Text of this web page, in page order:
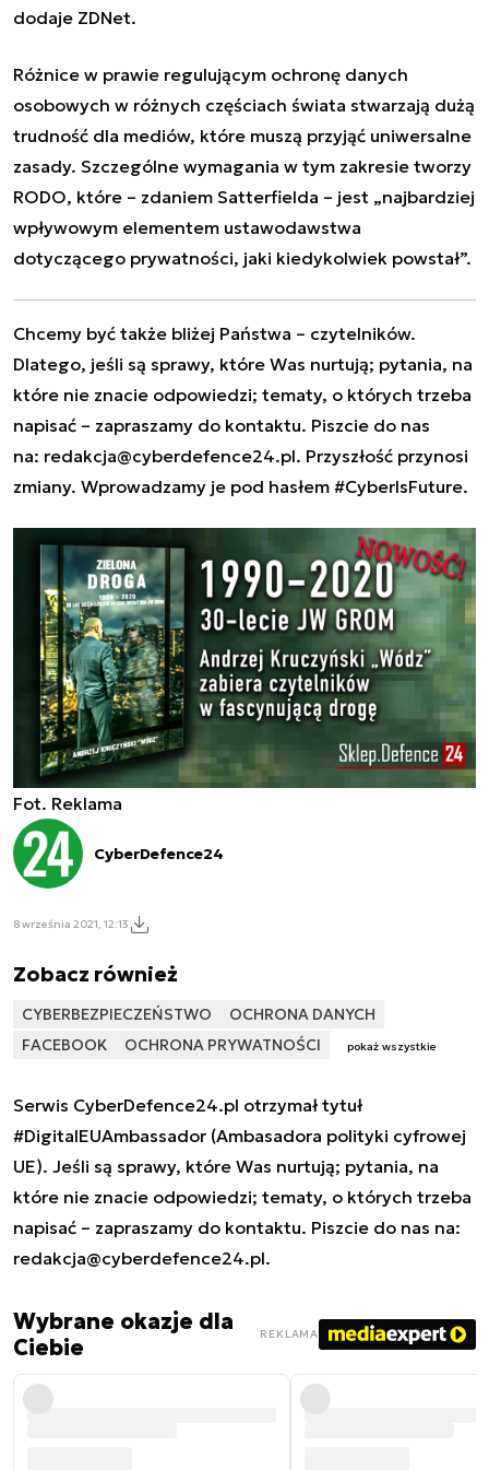
dodaje ZDNet.
Różnice w prawie regulującym ochronę danych
osobowych w różnych częściach świata stwarzają dużą
trudność dla mediów, które muszą przyjąć uniwersalne
zasady. Szczególne wymagania w tym zakresie tworzy
RODO, które – zdaniem Satterfielda – jest „najbardziej
wpływowym elementem ustawodawstwa
dotyczącego prywatności, jaki kiedykolwiek powstał”.
Chcemy być także bliżej Państwa – czytelników.
Dlatego, jeśli są sprawy, które Was nurtują; pytania, na
które nie znacie odpowiedzi; tematy, o których trzeba
napisać – zapraszamy do kontaktu. Piszcie do nas
na: redakcja@cyberdefence24.pl. Przyszłość przynosi
zmiany. Wprowadzamy je pod hasłem #CyberIsFuture.
Fot. Reklama
CyberDefence24
8 września 2021, 12:13
Zobacz również
CYBERBEZPIECZEŃSTWO
OCHRONA DANYCH
FACEBOOK
OCHRONA PRYWATNOŚCI pokaż wszystkie
Serwis CyberDefence24.pl otrzymał tytuł
#DigitalEUAmbassador (Ambasadora polityki cyfrowej
UE). Jeśli są sprawy, które Was nurtują; pytania, na
które nie znacie odpowiedzi; tematy, o których trzeba
napisać – zapraszamy do kontaktu. Piszcie do nas na:
redakcja@cyberdefence24.pl.
Wybrane okazje dla
Ciebie
REKLAMA